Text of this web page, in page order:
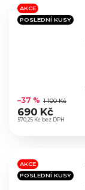
hvězdiček.
AKCE
POSLEDNÍ KUSY
hodnocení
produktu
je
hvězdiček.
570,25 Kč bez DPH
–37 % 1 100 Kč
690 Kč
AKCE
POSLEDNÍ KUSY